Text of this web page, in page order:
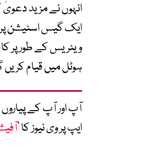
انہوں نے مزید دعویٰ
ایک گیس اسٹیشن پر
ویٹریس کے طور پر
ہوٹل میں قیام
آپ اور آپ کے
ایپ پر وی نیوز کا ’